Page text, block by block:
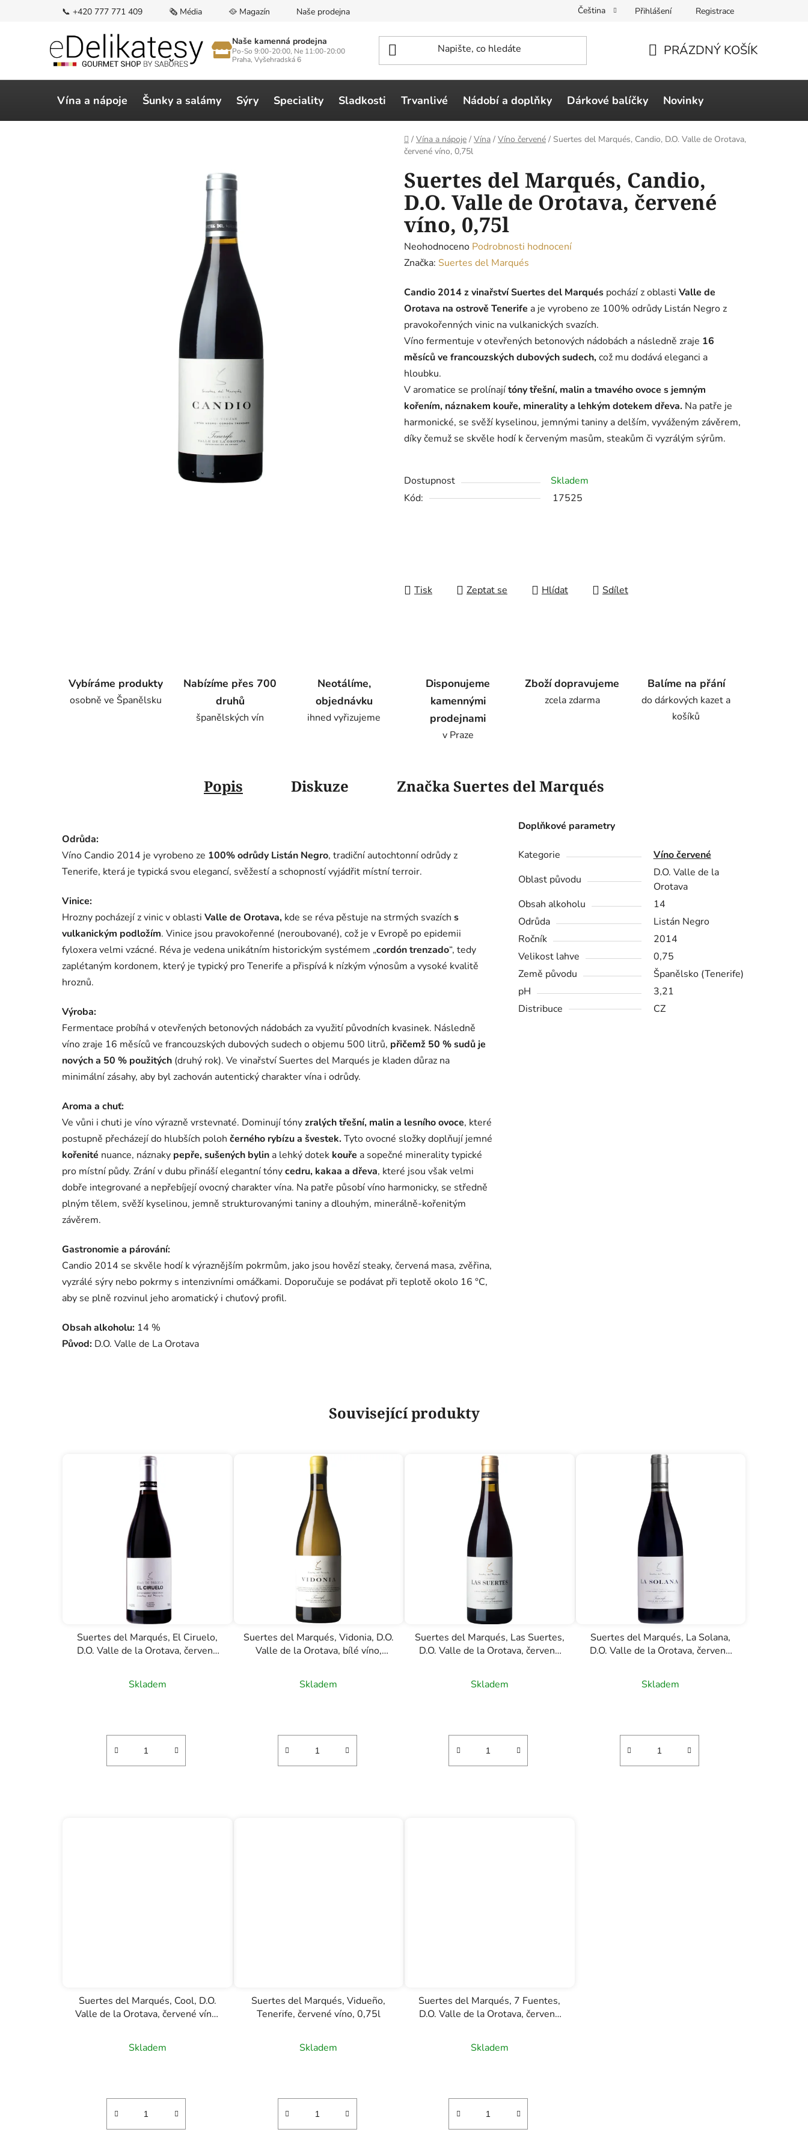
📞 +420 777 771 409 🗞️ Média 🥘 Magazín Naše prodejna Čeština Přihlášení Registrace
Naše kamenná prodejna
Po-So 9:00-20:00, Ne 11:00-20:00
Praha, Vyšehradská 6
KOŠÍK
PRÁZDNÝ KOŠÍK
Vína a nápoje Šunky a salámy Sýry Speciality Sladkosti Trvanlivé Nádobí a doplňky Dárkové balíčky Novinky
Domů
/ Vína a nápoje / Vína / Víno červené / Suertes del Marqués, Candio, D.O. Valle de Orotava,
červené víno, 0,75l
Suertes del Marqués, Candio,
D.O. Valle de Orotava, červené
víno, 0,75l
Průměrné
hodnocení
je
0,0
z
5
hvězdiček.
Neohodnoceno Podrobnosti hodnocení
Značka: Suertes del Marqués
Candio 2014 z vinařstvíSuertes del Marqués pochází z oblasti Valle de
Orotava na ostrově Tenerife a je vyrobeno ze 100% odrůdy Listán Negro z
pravokořenných vinic na vulkanických svazích.
Víno fermentuje v otevřených betonových nádobách a následně zraje 16
měsíců ve francouzských dubových sudech,což mu dodává eleganci a
hloubku.
V aromatice se prolínajítóny třešní, malin a tmavého ovoce s jemným
kořením, náznakem kouře, mineralitya lehkým dotekem dřeva. Na patře je
harmonické, se svěží kyselinou, jemnými taniny a delším, vyváženým závěrem,
díky čemuž se skvěle hodí k červeným masům, steakům či vyzrálým sýrům.
Dostupnost
Skladem
Kód:
17525
Tisk Zeptat se Hlídat Sdílet
Vybíráme produkty
osobně ve Španělsku
Nabízíme přes 700
druhů
španělských vín
Neotálíme,
objednávku
ihned vyřizujeme
Disponujeme
kamennými
prodejnami
v Praze
Zboží dopravujeme
zcela zdarma
Balíme na přání
do dárkových kazet a
košíků
Popis Diskuze ZnačkaSuertes del Marqués
Odrůda:
Víno Candio 2014 je vyrobeno ze 100% odrůdy Listán Negro, tradiční autochtonní odrůdy z
Tenerife, která je typická svou elegancí, svěžestí a schopností vyjádřit místní terroir.
Vinice:
Hrozny pocházejí z vinic v oblasti Valle de Orotava, kde se réva pěstuje na strmých svazích s
vulkanickým podložím. Vinice jsou pravokořenné (neroubované), což je v Evropě po epidemii
fyloxeravelmi vzácné. Réva je vedena unikátním historickým systémem „cordón trenzado“, tedy
zaplétaným kordonem, který je typický pro Tenerife a přispívá k nízkým výnosům a vysoké kvalitě
hroznů.
Výroba:
Fermentace probíhá v otevřených betonových nádobách za využití původních kvasinek. Následně
víno zraje 16 měsíců ve francouzských dubových sudech o objemu 500 litrů, přičemž 50 % sudů je
nových a 50 % použitých (druhý rok). Ve vinařstvíSuertes del Marqués je kladen důraz na
minimální zásahy, aby byl zachován autentický charakter vína i odrůdy.
Aroma a chuť:
Ve vůni i chuti je víno výrazně vrstevnaté. Dominují tónyzralých třešní, malin a lesního ovoce, které
postupně přecházejí do hlubších poloh černého rybízu a švestek. Tyto ovocné složky doplňují jemné
kořenité nuance, náznaky pepře, sušených bylin a lehký dotek kouře a sopečné minerality typické
pro místní půdy. Zrání v dubu přináší elegantní tónycedru, kakaa a dřeva, které jsou však velmi
dobře integrované a nepřebíjejí ovocný charakter vína. Na patře působí víno harmonicky, se středně
plným tělem, svěží kyselinou, jemně strukturovanými taniny a dlouhým, minerálně-kořenitým
závěrem.
Gastronomie a párování:
Candio 2014 se skvěle hodí k výraznějším pokrmům, jako jsou hovězí steaky, červená masa, zvěřina,
vyzrálé sýry nebo pokrmy s intenzivními omáčkami. Doporučuje se podávat při teplotě okolo 16 °C,
aby se plně rozvinul jeho aromatický i chuťový profil.
Obsah alkoholu: 14 %
Původ: D.O. Valle de La Orotava
Doplňkové parametry
Kategorie
Víno červené
Oblast původu
D.O. Valle de la
Orotava
Obsah alkoholu
14
Odrůda
Listán Negro
Ročník
2014
Velikost lahve
0,75
Země původu
Španělsko (Tenerife)
pH
3,21
Distribuce
CZ
Související produkty
Suertes del Marqués, El Ciruelo,
D.O. Valle de la Orotava, červené
Skladem
Suertes del Marqués, Vidonia, D.O.
Valle de la Orotava, bílé víno,
Skladem
Suertes del Marqués, Las Suertes,
D.O. Valle de la Orotava, červené
Skladem
Suertes del Marqués, La Solana,
D.O. Valle de la Orotava, červené
Skladem
Suertes del Marqués, Cool, D.O.
Valle de la Orotava, červené víno,
Skladem
Suertes del Marqués, Vidueño,
Tenerife, červené víno, 0,75l
hodnocení
5,0
z
Skladem
Suertes del Marqués, 7 Fuentes,
D.O. Valle de la Orotava, červené
Skladem